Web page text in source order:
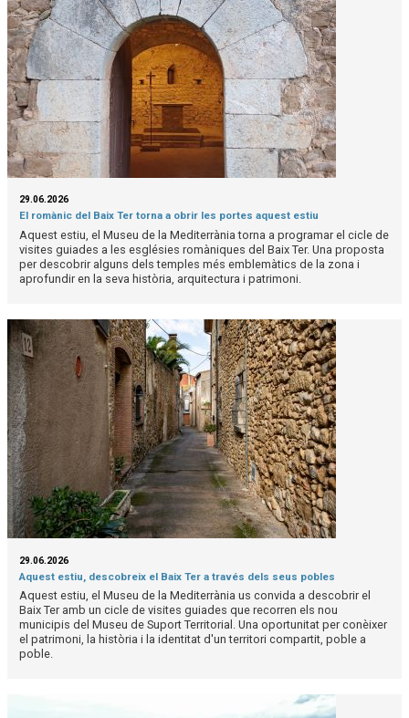
29.06.2026
El romànic del Baix Ter torna a obrir les portes aquest estiu
Aquest estiu, el Museu de la Mediterrània torna a programar el cicle de
visites guiades a les esglésies romàniques del Baix Ter. Una proposta
per descobrir alguns dels temples més emblemàtics de la zona i
aprofundir en la seva història, arquitectura i patrimoni.
29.06.2026
Aquest estiu, descobreix el Baix Ter a través dels seus pobles
Aquest estiu, el Museu de la Mediterrània us convida a descobrir el
Baix Ter amb un cicle de visites guiades que recorren els nou
municipis del Museu de Suport Territorial. Una oportunitat per conèixer
el patrimoni, la història i la identitat d'un territori compartit, poble a
poble.